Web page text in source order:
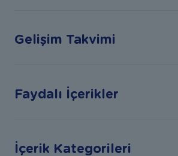
Gelişim Takvimi
Faydalı İçerikler
İçerik Kategorileri